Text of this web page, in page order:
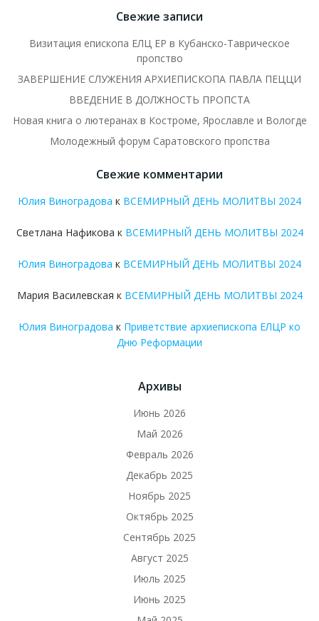
Свежие записи
Визитация епископа ЕЛЦ ЕР в Кубанско-Таврическое
пропство
ЗАВЕРШЕНИЕ СЛУЖЕНИЯ АРХИЕПИСКОПА ПАВЛА ПЕЦЦИ
ВВЕДЕНИЕ В ДОЛЖНОСТЬ ПРОПСТА
Новая книга о лютеранах в Костроме, Ярославле и Вологде
Молодежный форум Саратовского пропства
Свежие комментарии
Юлия Виноградова к ВСЕМИРНЫЙ ДЕНЬ МОЛИТВЫ 2024
Светлана Нафикова к ВСЕМИРНЫЙ ДЕНЬ МОЛИТВЫ 2024
Юлия Виноградова к ВСЕМИРНЫЙ ДЕНЬ МОЛИТВЫ 2024
Мария Василевская к ВСЕМИРНЫЙ ДЕНЬ МОЛИТВЫ 2024
Юлия Виноградова к Приветствие архиепископа ЕЛЦР ко
Дню Реформации
Архивы
Июнь 2026
Май 2026
Февраль 2026
Декабрь 2025
Ноябрь 2025
Октябрь 2025
Сентябрь 2025
Август 2025
Июль 2025
Июнь 2025